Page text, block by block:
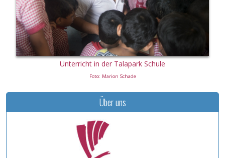
Unterricht in der Talapark Schule
Foto: Marion Schade
Über uns